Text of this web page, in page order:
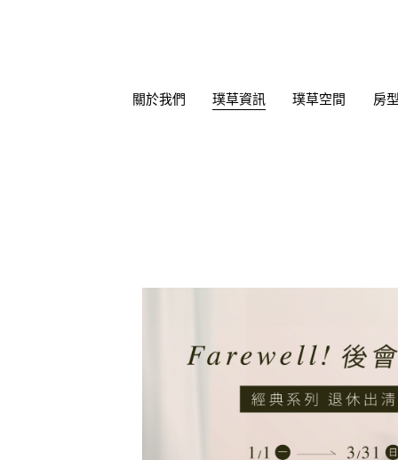
關於我們 璞草資訊 璞草空間 房